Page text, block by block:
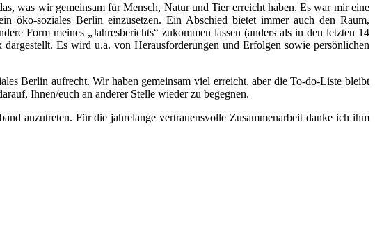
was wir gemeinsam für Mensch, Natur und Tier erreicht haben. Es war mir eine
öko-soziales Berlin einzusetzen. Ein Abschied bietet immer auch den Raum,
Form meines „Jahresberichts“ zukommen lassen (anders als in den letzten 14
Es wird u.a. von Herausforderungen und Erfolgen sowie persönlichen
Berlin aufrecht. Wir haben gemeinsam viel erreicht, aber die To-do-Liste bleibt
Ihnen/euch an anderer Stelle wieder zu begegnen.
anzutreten. Für die jahrelange vertrauensvolle Zusammenarbeit danke ich ihm